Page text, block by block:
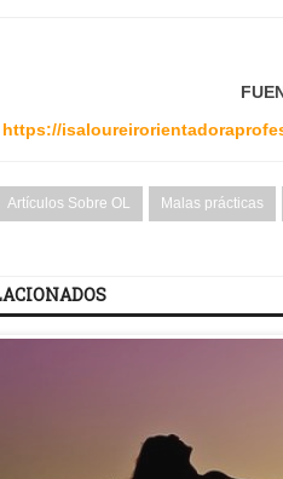
https://
Artículos Sobre OL Malas prácticas